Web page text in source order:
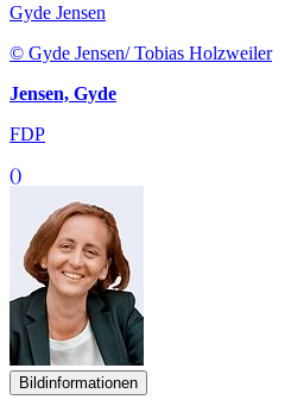
Gyde Jensen
© Gyde Jensen/ Tobias Holzweiler
Jensen, Gyde
FDP
()
Bildinformationen